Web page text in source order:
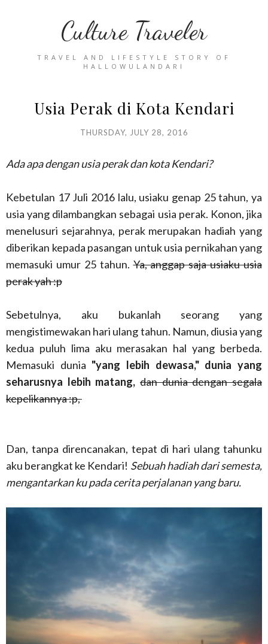
Culture Traveler
TRAVEL AND LIFESTYLE STORY OF
HALLOWULANDARI
Usia Perak di Kota Kendari
THURSDAY, JULY 28, 2016
Ada apa dengan usia perak dan kota Kendari?
Kebetulan 17 Juli 2016 lalu, usiaku genap 25 tahun, ya
usia yang dilambangkan sebagai usia perak. Konon, jika
menelusuri sejarahnya, perak merupakan hadiah yang
diberikan kepada pasangan untuk usia pernikahan yang
memasuki umur 25 tahun.Ya, anggap saja usiaku usia
perak yah :p
Sebetulnya, aku bukanlah seorang yang
mengistimewakan hari ulang tahun. Namun, diusia yang
kedua puluh lima aku merasakan hal yang berbeda.
Memasuki dunia "yang lebih dewasa," dunia yang
seharusnya lebih matang, dan dunia dengan segala
kepelikannya :p,
Dan, tanpa direncanakan, tepat di hari ulang tahunku
aku berangkat ke Kendari! Sebuah hadiah dari semesta,
mengantarkan ku pada cerita perjalanan yang baru.